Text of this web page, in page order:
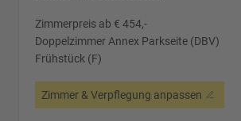
Zimmerpreis ab € 454,-
Doppelzimmer Annex Parkseite (DBV)
Frühstück (F)
Zimmer & Verpflegung anpassen